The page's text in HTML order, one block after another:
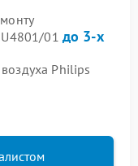
01 до 3-х
Philips